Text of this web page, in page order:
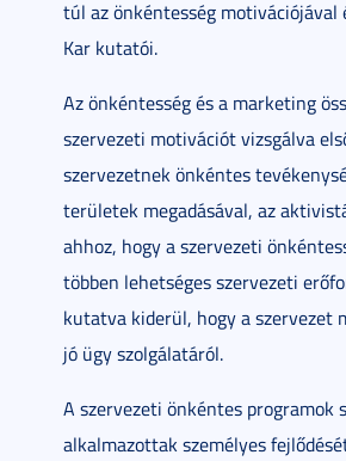
túl az önkéntesség motivációjával
Kar kutatói.
Az önkéntesség és a marketing
szervezeti motivációt vizsgálva
szervezetnek önkéntes
területek megadásával, az
ahhoz, hogy a szervezeti
többen lehetséges szervezeti
kutatva kiderül, hogy a szervezet
jó ügy szolgálatáról.
A szervezeti önkéntes programok
alkalmazottak személyes